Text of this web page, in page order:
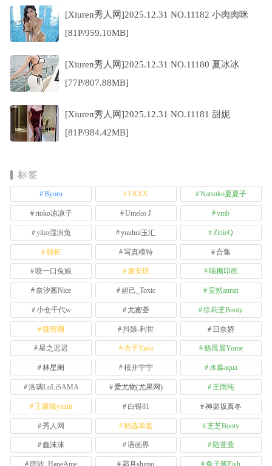
[Xiuren秀人网]2025.12.31 NO.11182 小肉肉咪
[81P/959.10MB]
[Xiuren秀人网]2025.12.31 NO.11180 夏冰冰
[77P/807.88MB]
[Xiuren秀人网]2025.12.31 NO.11181 甜妮
[81P/984.42MB]
标签
Byoru LRXX Natsuko夏夏子
rioko凉凉子 Umeko J vmb
yiko湿润兔 yuuhui玉汇 ZinieQ
丽柜 写真模特 合集
咬一口兔娘 唐安琪 喵糖印画
奈汐酱Nice 妲己_Toxic 安然anran
小仓千代w 尤蜜荟 徐莉芝Booty
微密圈 抖娘-利世 日奈娇
星之迟迟 杏子Yada 杨晨晨Yome
林星阑 桜井宁宁 水淼aqua
洛璃LoLiSAMA 爱尤物(尤果网) 王雨纯
王馨瑶yanni 白银81 神楽坂真冬
秀人网 精选单套 芝芝Booty
蠢沫沫 语画界 陆萱萱
雨波_HaneAme 霜月shimo 鱼子酱Fish